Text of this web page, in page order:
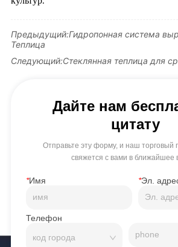
Предыдущий:Гидропонная система
Теплица
Следующий:Стеклянная теплица для
Дайте нам
цитату
Отправьте эту форму, и наш торговый
свяжется с вами в ближайшее
*Имя *Эл.
Телефон